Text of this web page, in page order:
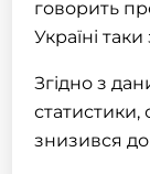
говорить
Україні
Згідно з
статистики,
знизився до